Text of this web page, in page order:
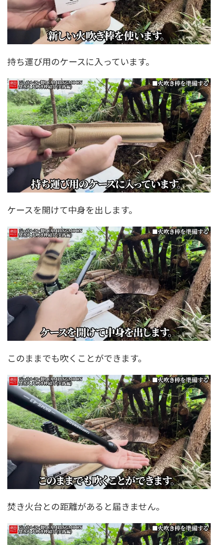
持ち運び用のケースに入っています。
ケースを開けて中身を出します。
このままでも吹くことができます。
焚き火台との距離があると届きません。